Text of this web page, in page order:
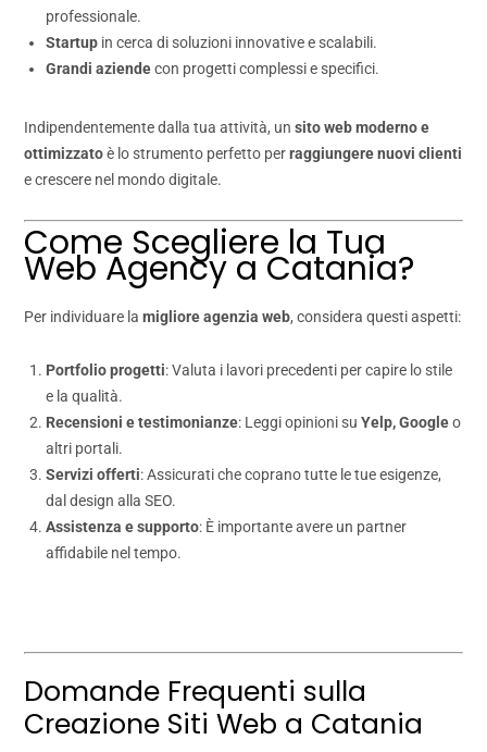
professionale.
Startup in cerca di soluzioni innovative e scalabili.
Grandi aziendecon progetti complessi e specifici.
Indipendentemente dalla tua attività, unsito web moderno e
ottimizzatoè lo strumento perfetto perraggiungere nuovi clienti
e crescere nel mondo digitale.
Come Scegliere la Tua
Web Agency a Catania?
Per individuare lamigliore agenzia web, considera questi aspetti:
Portfolio progetti: Valuta i lavori precedenti per capire lo stile
e la qualità.
Recensioni e testimonianze: Leggi opinioni suYelp, Googleo
altri portali.
Servizi offerti: Assicurati che coprano tutte le tue esigenze,
dal design alla SEO.
Assistenza e supporto: È importante avere un partner
affidabile nel tempo.
Domande Frequenti sulla
Creazione Siti Web a Catania